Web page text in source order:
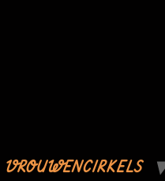
VROUWENCIRKELS